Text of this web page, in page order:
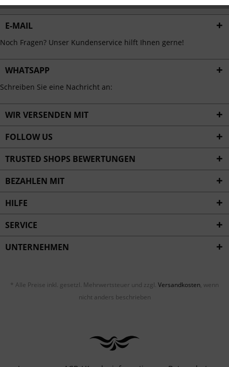
E-MAIL
Noch Fragen? Unser Kundenservice hilft Ihnen gerne!
WHATSAPP
Schreiben Sie eine Nachricht an:
WIR VERSENDEN MIT
FOLLOW US
TRUSTED SHOPS BEWERTUNGEN
BEZAHLEN MIT
HILFE
SERVICE
UNTERNEHMEN
* Alle Preise inkl. gesetzl. Mehrwertsteuer und zzgl. Versandkosten, wenn
nicht anders beschrieben
Personalisierung Inaktiv
Service